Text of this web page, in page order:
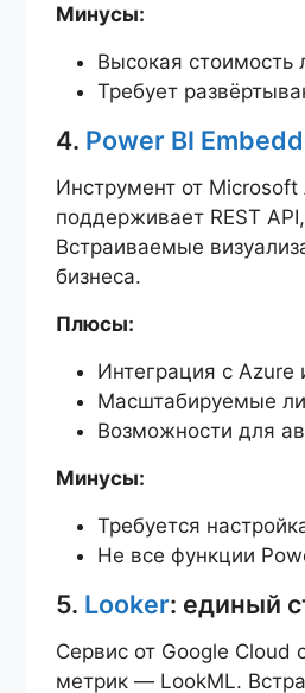
Минусы:
Высокая стоимость
Требует
4. Power BI
Инструмент от Microsoft
поддерживает REST
Встраиваемые
бизнеса.
Плюсы:
Интеграция с Azure
Масштабируемые
Возможности для
Минусы:
Требуется
Не все функции
5. Looker: единый
Сервис от Google
метрик — LookML.